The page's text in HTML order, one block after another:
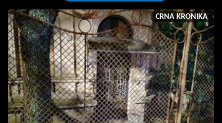
CRNA KRONIKA